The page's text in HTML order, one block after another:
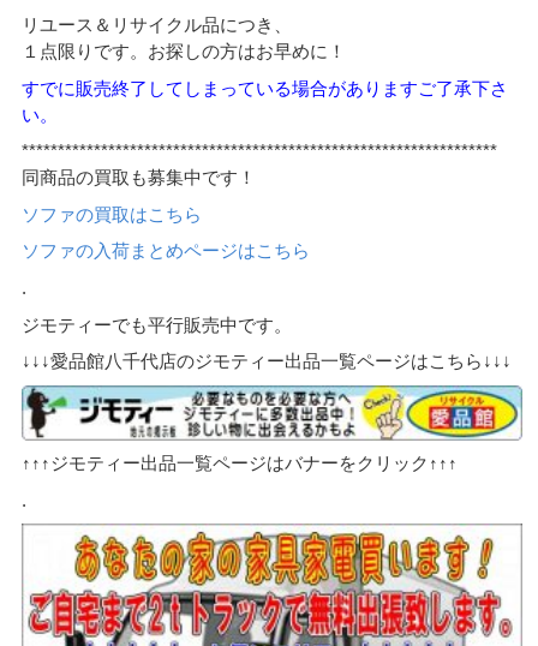
リユース＆リサイクル品につき、
１点限りです。お探しの方はお早めに！
すでに販売終了してしまっている場合がありますご了承下さ
い。
******************************************************************
同商品の買取も募集中です！
ソファの買取はこちら
ソファの入荷まとめページはこちら
.
ジモティーでも平行販売中です。
↓↓↓愛品館八千代店のジモティー出品一覧ページはこちら↓↓↓
↑↑↑ジモティー出品一覧ページはバナーをクリック↑↑↑
.